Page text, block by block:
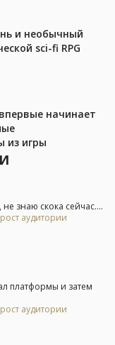
и необычный
sci-fi RPG
начинает
из игры
знаю скока сейчас....
аудитории
платформы и затем
аудитории